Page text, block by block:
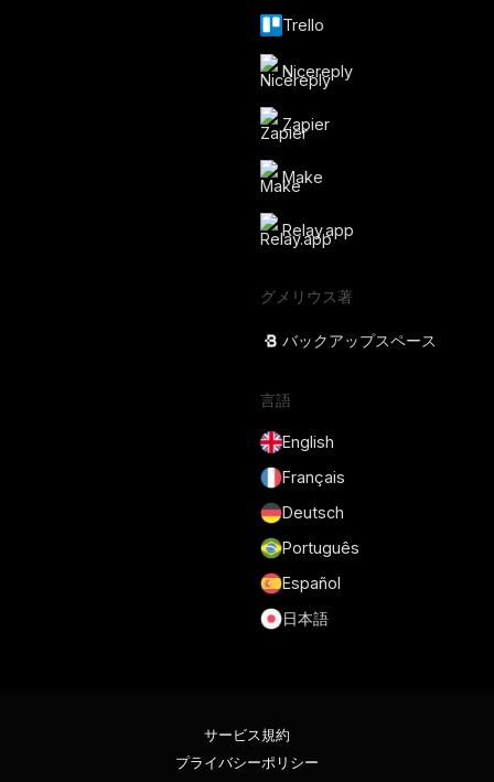
Trello
Nicereply
Zapier
Make
Relay.app
グメリウス著
バックアップスペース
言語
English
Français
Deutsch
Português
Español
日本語
サービス規約
プライバシーポリシー